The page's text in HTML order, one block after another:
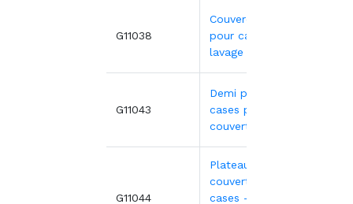
G11038
Couvercle bleu
pour casier de
lavage
G11043
Demi panier 8
cases pour
couverts
G11044
Plateaux
couverts gris 4
cases -